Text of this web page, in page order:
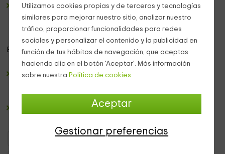
Utilizamos cookies propias y de terceros y tecnologías
similares para mejorar nuestro sitio, analizar nuestro
tráfico, proporcionar funcionalidades para redes
sociales y personalizar el contenido y la publicidad en
función de tus hábitos de navegación, que aceptas
haciendo clic en el botón 'Aceptar'. Más información
sobre nuestra Política de cookies.
Aceptar
Gestionar preferencias
Además,cada dormitoriodispone de su televisión
además de uncuarto de baño privado,equipado con
bañera y con diferentes juegos detoallas.
Entre lasinstalaciones comunesdel hotel se encuentran:
Unazona de bar restaurante.En él vas a poder disfrutar
nuestra gastronomía en elcomedor.
con mesas para que puedas
Hoteles con encanto Cataluña Hoteles con encanto Tarragona